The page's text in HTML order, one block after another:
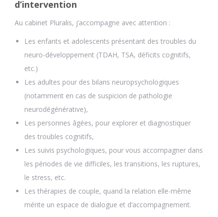
d’intervention
Au cabinet Pluralis, j’accompagne avec attention :
Les enfants et adolescents présentant des troubles du
neuro-développement (TDAH, TSA, déficits cognitifs,
etc.)
Les adultes pour des bilans neuropsychologiques
(notamment en cas de suspicion de pathologie
neurodégénérative),
Les personnes âgées, pour explorer et diagnostiquer
des troubles cognitifs,
Les suivis psychologiques, pour vous accompagner dans
les périodes de vie difficiles, les transitions, les ruptures,
le stress, etc.
Les thérapies de couple, quand la relation elle-même
mérite un espace de dialogue et d’accompagnement.